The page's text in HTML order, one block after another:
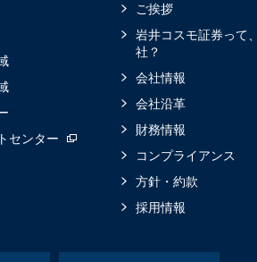
センター
ご挨拶
岩井コスモ証券って
社？
会社情報
会社沿革
財務情報
コンプライアンス
方針・約款
採用情報